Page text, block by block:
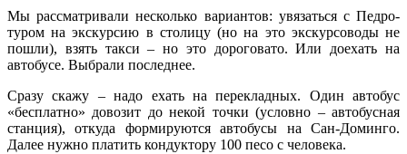
Мы рассматривали несколько вариантов: увязаться с Педро-
туром на экскурсию в столицу (но на это экскурсоводы не
пошли), взять такси – но это дороговато. Или доехать на
автобусе. Выбрали последнее.
Сразу скажу – надо ехать на перекладных. Один автобус
«бесплатно» довозит до некой точки (условно – автобусная
станция), откуда формируются автобусы на Сан-Доминго.
Далее нужно платить кондуктору 100 песо с человека.